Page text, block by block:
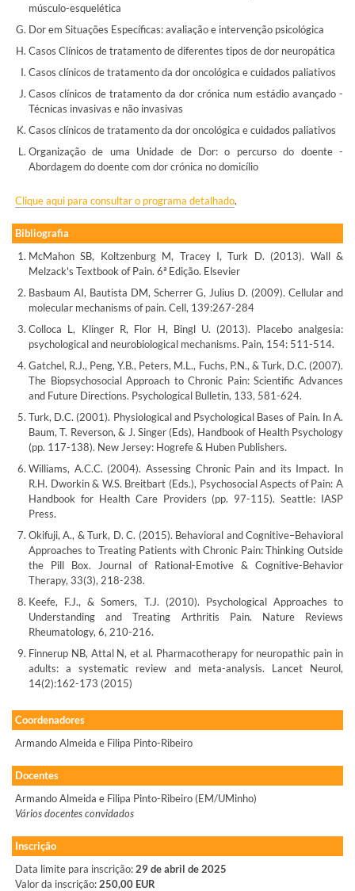
músculo-esquelética
Dor em Situações Específicas: avaliação e intervenção psicológica
Casos Clínicos de tratamento de diferentes tipos de dor neuropática
Casos clínicos de tratamento da dor oncológica e cuidados paliativos
Casos clínicos de tratamento da dor crónica num estádio avançado -
Técnicas invasivas e não invasivas
Casos clínicos de tratamento da dor oncológica e cuidados paliativos
Organização de uma Unidade de Dor: o percurso do doente -
Abordagem do doente com dor crónica no domicílio
Clique aqui para consultar o programa detalhado.
Bibliografia
McMahon SB, Koltzenburg M, Tracey I, Turk D. (2013). Wall &
Melzack's Textbook of Pain. 6ª Edição. Elsevier
Basbaum AI, Bautista DM, Scherrer G, Julius D. (2009). Cellular and
molecular mechanisms of pain. Cell, 139:267-284
Colloca L, Klinger R, Flor H, Bingl U. (2013). Placebo analgesia:
psychological and neurobiological mechanisms. Pain, 154: 511-514.
Gatchel, R.J., Peng, Y.B., Peters, M.L., Fuchs, P.N., & Turk, D.C. (2007).
The Biopsychosocial Approach to Chronic Pain: Scientific Advances
and Future Directions. Psychological Bulletin, 133, 581-624.
Turk, D.C. (2001). Physiological and Psychological Bases of Pain. In A.
Baum, T. Reverson, & J. Singer (Eds), Handbook of Health Psychology
(pp. 117-138). New Jersey: Hogrefe & Huben Publishers.
Williams, A.C.C. (2004). Assessing Chronic Pain and its Impact. In
R.H. Dworkin & W.S. Breitbart (Eds.), Psychosocial Aspects of Pain: A
Handbook for Health Care Providers (pp. 97-115). Seattle: IASP
Press.
Okifuji, A., & Turk, D. C. (2015). Behavioral and Cognitive–Behavioral
Approaches to Treating Patients with Chronic Pain: Thinking Outside
the Pill Box. Journal of Rational-Emotive & Cognitive-Behavior
Therapy, 33(3), 218-238.
Keefe, F.J., & Somers, T.J. (2010). Psychological Approaches to
Understanding and Treating Arthritis Pain. Nature Reviews
Rheumatology, 6, 210-216.
Finnerup NB, Attal N, et al. Pharmacotherapy for neuropathic pain in
adults: a systematic review and meta-analysis. Lancet Neurol,
14(2):162-173 (2015)
Coordenadores
Armando Almeida e Filipa Pinto-Ribeiro
Docentes
Armando Almeida e Filipa Pinto-Ribeiro (EM/UMinho)
Vários docentes convidados
Inscrição
Data limite para inscrição:29 de abril de 2025
Valor da inscrição:250,00 EUR